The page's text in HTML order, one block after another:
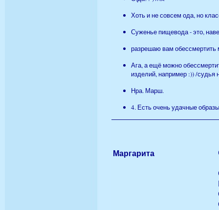
Хоть и не совсем ода, но
Суженье пищевода - это,
разрешаю вам обессмертить
Ага, а ещё можно
изделий, например :)) /судья
Нра. Марш.
4. Есть очень удачные
Маргарита